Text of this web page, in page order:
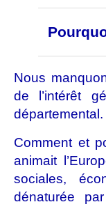
Nous
de l’intérêt
départemental.
Comment et
animait
sociales,
dénaturée